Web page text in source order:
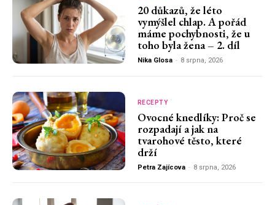
20 důkazů, že léto
vymýšlel chlap. A pořád
máme pochybnosti, že u
toho byla žena – 2. díl
Nika Glosa - 8 srpna, 2026
RECEPTY
Ovocné knedlíky: Proč se
rozpadají a jak na
tvarohové těsto, které
drží
Petra Zajícova - 8 srpna, 2026